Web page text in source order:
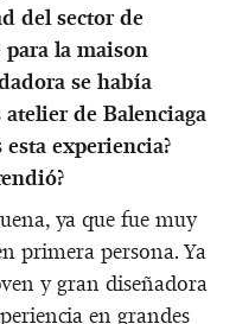
del sector de
para la maison
se había
de Balenciaga
esta experiencia?
ya que fue muy
primera persona. Ya
y gran diseñadora
en grandes